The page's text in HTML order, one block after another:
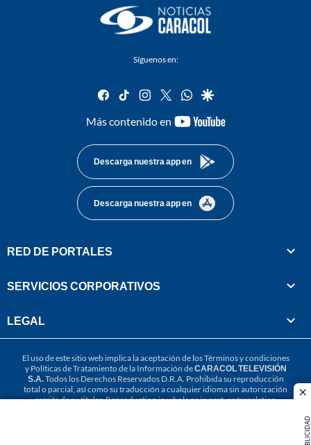
PUBLICIDAD
Síguenos en:
facebook
tiktok instagram
twitterwhatsapp
google
Más contenido en
youtube-
Descarga nuestra app en
Descarga nuestra app en
RED DE PORTALES
SERVICIOS CORPORATIVOS
LEGAL
El uso de este sitio web implica la aceptación de losTérminos y condiciones
y Políticas de Tratamiento de la Información deCARACOL TELEVISIÓN
S.A.Todos los Derechos Reservados D.R.A. Prohibida su reproducción
total o parcial, así como su traducción a cualquier idioma sin autorización
escrita de su titular. Reproduction in whole or in part, or translation